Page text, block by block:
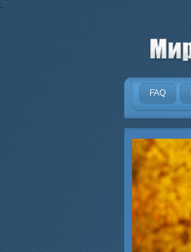
.
FAQ